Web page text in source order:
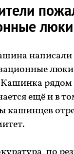
люки
написали
ещё и в
кашинцев